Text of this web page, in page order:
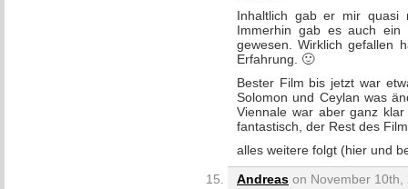
Inhaltlich gab er mir quasi
Immerhin gab es auch
gewesen. Wirklich gefallen
Erfahrung. 🙂
Bester Film bis jetzt war
Solomon und Ceylan was
Viennale war aber ganz
fantastisch, der Rest des
alles weitere folgt (hier und
Andreas on November 10th,